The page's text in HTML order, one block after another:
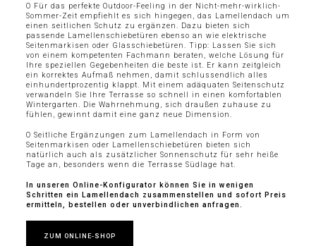
O Für das perfekte Outdoor-Feeling in der Nicht-mehr-wirklich-
Sommer-Zeit empfiehlt es sich hingegen, das Lamellendach um
einen seitlichen Schutz zu ergänzen. Dazu bieten sich
passende Lamellenschiebetüren ebenso an wie elektrische
Seitenmarkisen oder Glasschiebetüren. Tipp: Lassen Sie sich
von einem kompetenten Fachmann beraten, welche Lösung für
Ihre speziellen Gegebenheiten die beste ist. Er kann zeitgleich
ein korrektes Aufmaß nehmen, damit schlussendlich alles
einhundertprozentig klappt. Mit einem adäquaten Seitenschutz
verwandeln Sie Ihre Terrasse so schnell in einen komfortablen
Wintergarten. Die Wahrnehmung, sich draußen zuhause zu
fühlen, gewinnt damit eine ganz neue Dimension.
O Seitliche Ergänzungen zum Lamellendach in Form von
Seitenmarkisen oder Lamellenschiebetüren bieten sich
natürlich auch als zusätzlicher Sonnenschutz für sehr heiße
Tage an, besonders wenn die Terrasse Südlage hat.
In unseren Online-Konfigurator können Sie in wenigen
Schritten ein Lamellendach zusammenstellen und sofort Preis
ermitteln, bestellen oder unverbindlichen anfragen.
ZUM ONLINE-SHOP